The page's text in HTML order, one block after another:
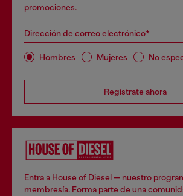
promociones.
Dirección de correo electrónico*
Hombres Mujeres No
Regístrate ahora
Entra a House of Diesel — nuestro
membresía. Forma parte de una